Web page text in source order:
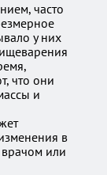
часто
у них
что они
и
в
врачом или